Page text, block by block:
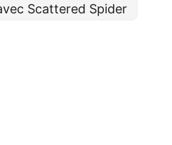
Scattered Spider